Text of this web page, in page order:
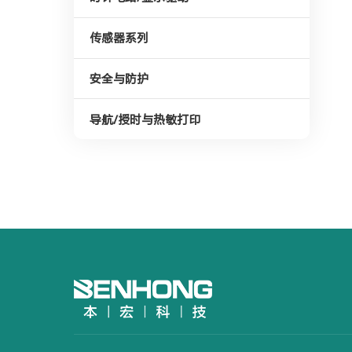
传感器系列
安全与防护
导航/授时与热敏打印